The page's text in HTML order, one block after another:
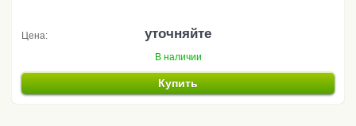
Цена: уточняйте
В наличии
Купить